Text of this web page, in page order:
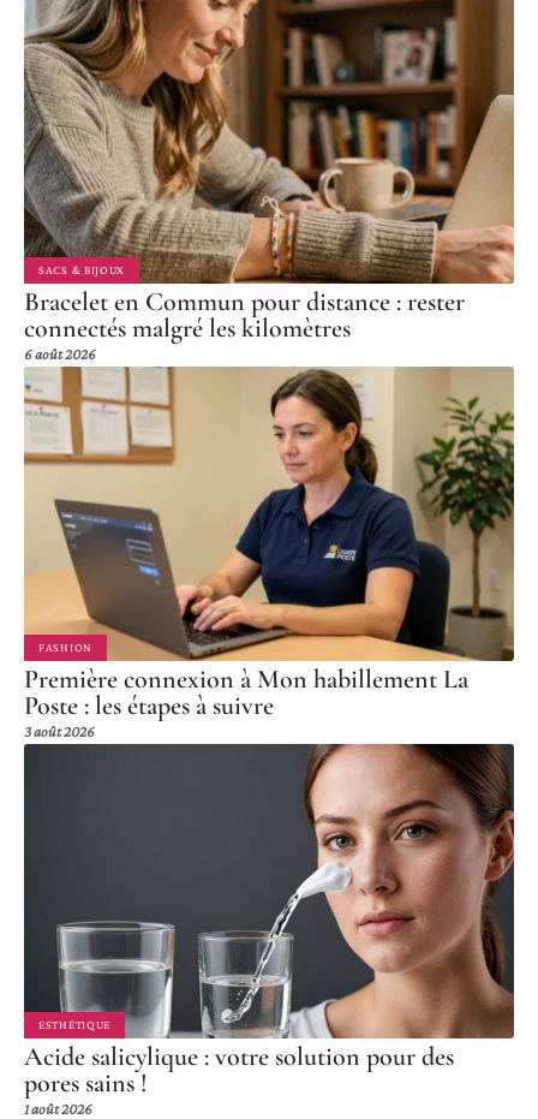
SACS & BIJOUX
Bracelet en Commun pour distance : rester
connectés malgré les kilomètres
6 août 2026
FASHION
Première connexion à Mon habillement La
Poste : les étapes à suivre
3 août 2026
ESTHÉTIQUE
Acide salicylique : votre solution pour des
pores sains !
1 août 2026